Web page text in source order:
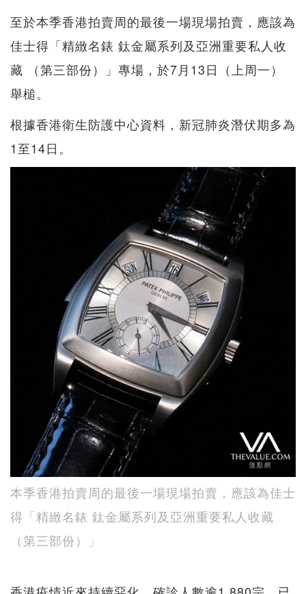
至於本季香港拍賣周的最後一場現場拍賣，應該為
佳士得「精緻名錶 鈦金屬系列及亞洲重要私人收
藏 （第三部份）」專場，於7月13日（上周一）
舉槌。
根據香港衛生防護中心資料，新冠肺炎潛伏期多為
1至14日。
本季香港拍賣周的最後一場現場拍賣，應該為佳士
得「精緻名錶 鈦金屬系列及亞洲重要私人收藏
（第三部份）」